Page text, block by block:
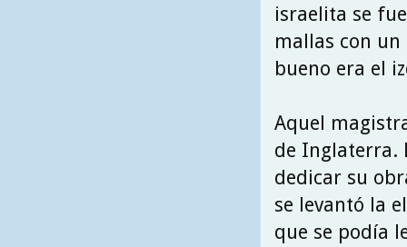
israelita se
mallas con un
bueno era el
Aquel
de Inglaterra.
dedicar su
se levantó la
que se podía